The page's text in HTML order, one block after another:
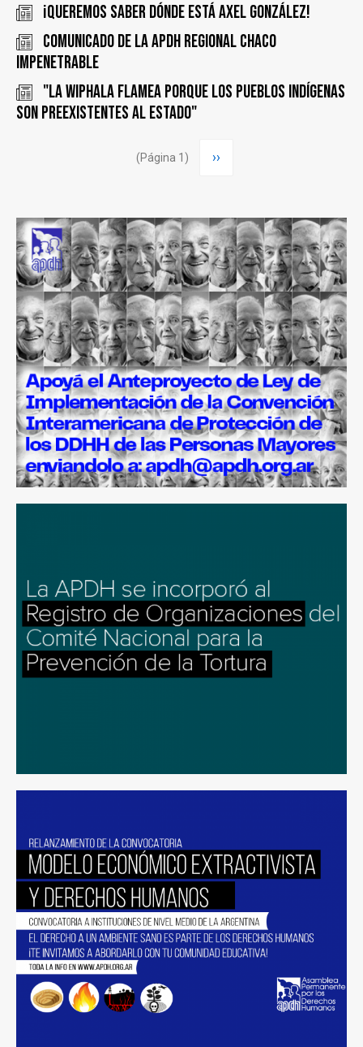
¡Queremos saber dónde está Axel González!
COMUNICADO DE LA APDH REGIONAL CHACO
IMPENETRABLE
"La Wiphala flamea porque los pueblos indígenas
son preexistentes al estado"
(Página 1)
Siguiente
››